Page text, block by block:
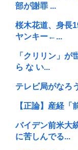
部が謝罪 ...
桜木花道、身長
ヤンキー←...
「クリリン」が
ら な い...
テレビ局がなろ
【正論】産経「
バイデン前米大
に苦しんでる...